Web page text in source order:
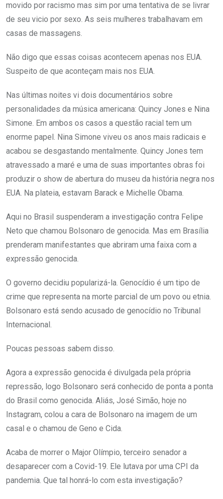
movido por racismo mas sim por uma tentativa de se livrar
de seu vicio por sexo. As seis mulheres trabalhavam em
casas de massagens.
Não digo que essas coisas acontecem apenas nos EUA.
Suspeito de que aconteçam mais nos EUA.
Nas últimas noites vi dois documentários sobre
personalidades da música americana: Quincy Jones e Nina
Simone. Em ambos os casos a questão racial tem um
enorme papel. Nina Simone viveu os anos mais radicais e
acabou se desgastando mentalmente. Quincy Jones tem
atravessado a maré e uma de suas importantes obras foi
produzir o show de abertura do museu da história negra nos
EUA. Na plateia, estavam Barack e Michelle Obama.
Aqui no Brasil suspenderam a investigação contra Felipe
Neto que chamou Bolsonaro de genocida. Mas em Brasília
prenderam manifestantes que abriram uma faixa com a
expressão genocida.
O governo decidiu popularizá-la. Genocídio é um tipo de
crime que representa na morte parcial de um povo ou etnia.
Bolsonaro está sendo acusado de genocídio no Tribunal
Internacional.
Poucas pessoas sabem disso.
Agora a expressão genocida é divulgada pela própria
repressão, logo Bolsonaro será conhecido de ponta a ponta
do Brasil como genocida. Aliás, José Simão, hoje no
Instagram, colou a cara de Bolsonaro na imagem de um
casal e o chamou de Geno e Cida.
Acaba de morrer o Major Olímpio, terceiro senador a
desaparecer com a Covid-19. Ele lutava por uma CPI da
pandemia. Que tal honrá-lo com esta investigação?